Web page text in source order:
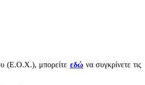
(Ε.Ο.Χ.), μπορείτε εδώ να συγκρίνετε τις